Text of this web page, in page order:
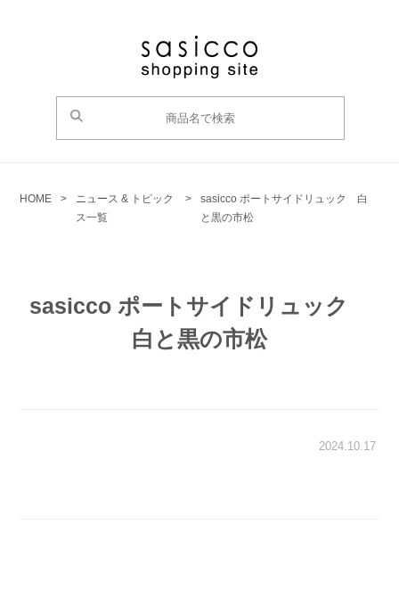
HOME >
ニュース & トピック
ス一覧
>
sasicco ポートサイドリュック 白
と黒の市松
sasicco ポートサイドリュック
白と黒の市松
2024.10.17